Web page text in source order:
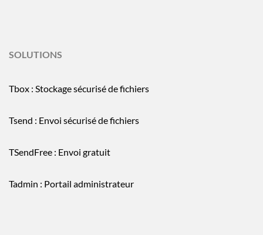
SOLUTIONS
Tbox : Stockage sécurisé de fichiers
Tsend : Envoi sécurisé de fichiers
TSendFree : Envoi gratuit
Tadmin : Portail administrateur